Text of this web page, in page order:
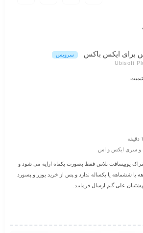
برای ایکس باکس
سرویس
Ubisoft
و سری ایکس و اس
یوبیسافت پلاس فقط بصورت یکماه ارایه می شود و
ششماهه یا یکساله ندارد و پس از خرید یوزر و پسورد
علی گیم ارسال فرمایید.